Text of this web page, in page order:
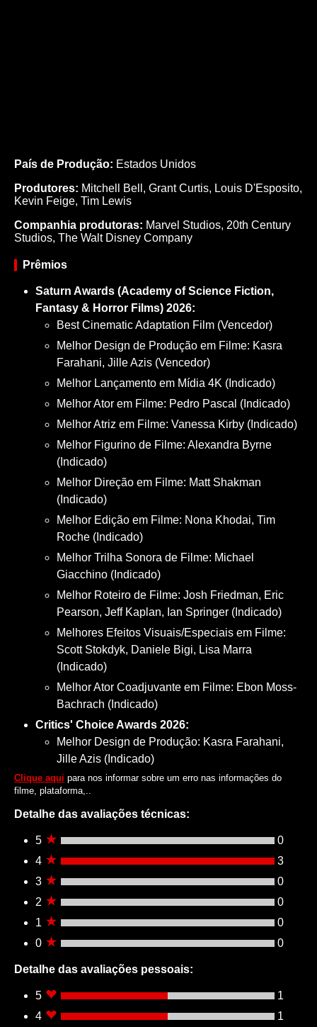
País de Produção: Estados Unidos
Produtores: Mitchell Bell, Grant Curtis, Louis D'Esposito,
Kevin Feige, Tim Lewis
Companhia produtoras: Marvel Studios, 20th Century
Studios, The Walt Disney Company
Prêmios
Saturn Awards (Academy of Science Fiction,
Fantasy & Horror Films) 2026:
Best Cinematic Adaptation Film (Vencedor)
Melhor Design de Produção em Filme: Kasra
Farahani, Jille Azis (Vencedor)
Melhor Lançamento em Mídia 4K (Indicado)
Melhor Ator em Filme: Pedro Pascal (Indicado)
Melhor Atriz em Filme: Vanessa Kirby (Indicado)
Melhor Figurino de Filme: Alexandra Byrne
(Indicado)
Melhor Direção em Filme: Matt Shakman
(Indicado)
Melhor Edição em Filme: Nona Khodai, Tim
Roche (Indicado)
Melhor Trilha Sonora de Filme: Michael
Giacchino (Indicado)
Melhor Roteiro de Filme: Josh Friedman, Eric
Pearson, Jeff Kaplan, Ian Springer (Indicado)
Melhores Efeitos Visuais/Especiais em Filme:
Scott Stokdyk, Daniele Bigi, Lisa Marra
(Indicado)
Melhor Ator Coadjuvante em Filme: Ebon Moss-
Bachrach (Indicado)
Critics' Choice Awards 2026:
Melhor Design de Produção: Kasra Farahani,
Jille Azis (Indicado)
Clique aqui para nos informar sobre um erro nas informações do
filme, plataforma,..
Detalhe das avaliações técnicas:
5
0
4
3
3
0
2
0
1
0
0
0
Detalhe das avaliações pessoais:
5
1
4
1